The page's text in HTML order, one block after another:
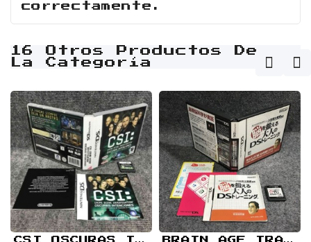
correctamente.
16 Otros Productos De
La Categoría
CSI OSCURAS INTENCIONES NINTENDO DS BRAIN AGE TRAIN YOUR BRAIN IN MINUTES A DAY JAP NINTENDO DS